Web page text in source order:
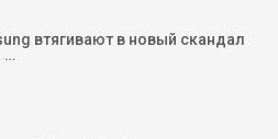
втягивают в новый скандал
…